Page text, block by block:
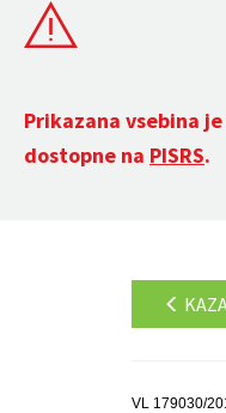
Prikazana vsebina
dostopne na PISRS.
VL 179030/